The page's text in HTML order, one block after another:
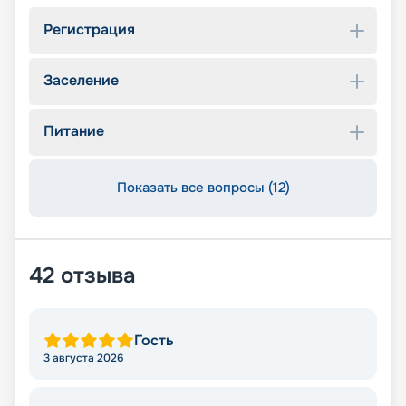
Регистрация
Заселение
Питание
Показать все вопросы (12)
42 отзыва
Гость
3 августа 2026